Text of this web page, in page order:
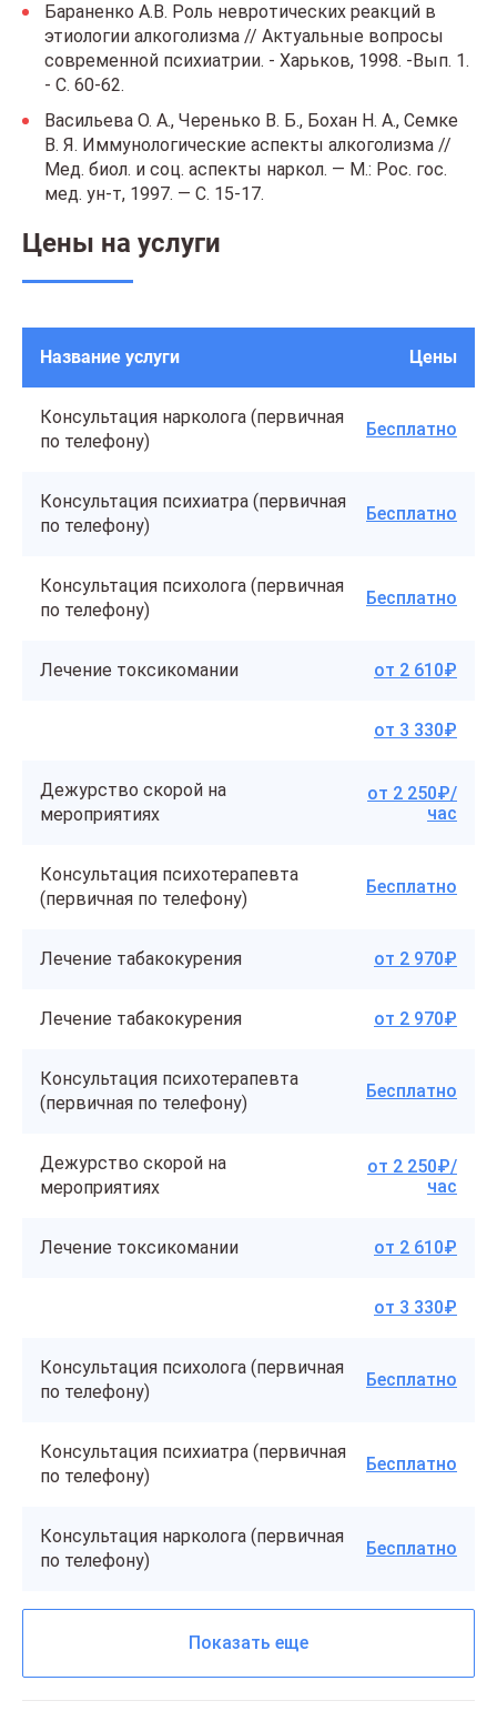
Бараненко А.В. Роль невротических реакций в
этиологии алкоголизма // Актуальные вопросы
современной психиатрии. - Харьков, 1998. -Вып. 1.
- С. 60-62.
Васильева О. А., Черенько В. Б., Бохан Н. А., Семке
В. Я. Иммунологические аспекты алкоголизма //
Мед. биол. и соц. аспекты наркол. — М.: Рос. гос.
мед. ун-т, 1997. — С. 15-17.
Цены на услуги
Название услуги Цены
Консультация нарколога (первичная
по телефону)
Бесплатно
Консультация психиатра (первичная
по телефону)
Бесплатно
Консультация психолога (первичная
по телефону)
Бесплатно
Лечение токсикомании от 2 610₽
от 3 330₽
Дежурство скорой на
мероприятиях
от 2 250₽/
час
Консультация психотерапевта
(первичная по телефону)
Бесплатно
Лечение табакокурения от 2 970₽
Лечение табакокурения от 2 970₽
Консультация психотерапевта
(первичная по телефону)
Бесплатно
Дежурство скорой на
мероприятиях
от 2 250₽/
час
Лечение токсикомании от 2 610₽
от 3 330₽
Консультация психолога (первичная
по телефону)
Бесплатно
Консультация психиатра (первичная
по телефону)
Бесплатно
Консультация нарколога (первичная
по телефону)
Бесплатно
Показать еще